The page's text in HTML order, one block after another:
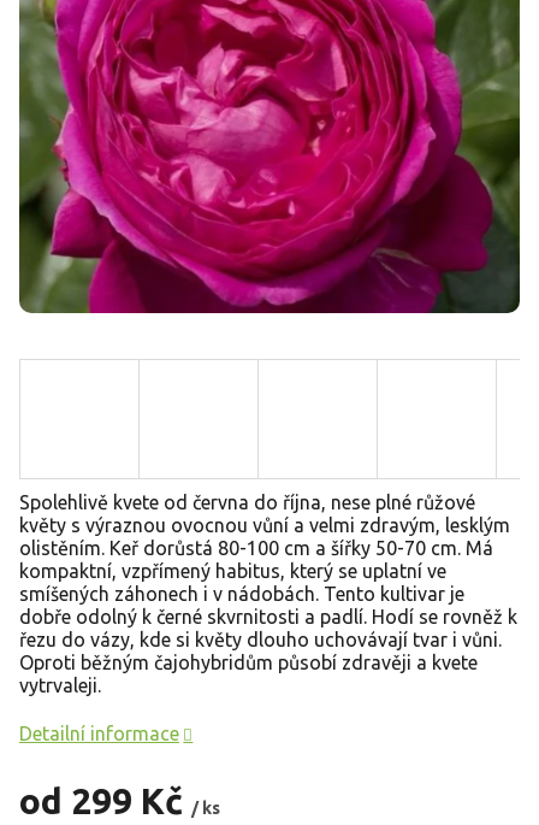
od 299 Kč / ks
Spolehlivě kvete od června do října, nese plné růžové
květy s výraznou ovocnou vůní a velmi zdravým, lesklým
olistěním. Keř dorůstá 80-100 cm a šířky 50-70 cm. Má
kompaktní, vzpřímený habitus, který se uplatní ve
smíšených záhonech i v nádobách. Tento kultivar je
dobře odolný k černé skvrnitosti a padlí. Hodí se rovněž k
řezu do vázy, kde si květy dlouho uchovávají tvar i vůni.
Oproti běžným čajohybridům působí zdravěji a kvete
vytrvaleji.
Detailní informace